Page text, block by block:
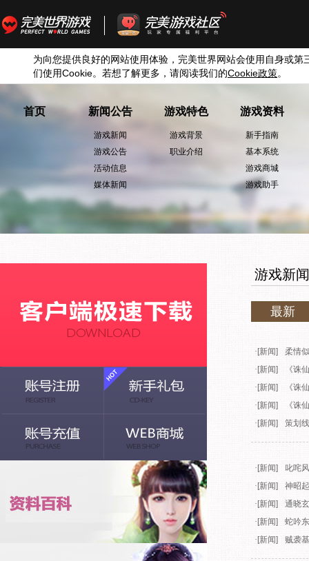
为向您提供良好的网站使用体验，完美世界网站会使用自身或第
们使用Cookie。若想了解更多，请阅读我们的Cookie政策。
首页 新闻公告
游戏新闻
游戏公告
活动信息
媒体新闻
游戏特色
游戏背景
职业介绍
游戏资料
新手指南
基本系统
游戏商城
游戏助手
游戏新闻
最新
· [新闻]
柔情
· [新闻]
《诛
· [新闻]
《诛
· [新闻]
《诛
· [新闻] 策划
· [新闻]
叱咤
· [新闻]
神昭
· [新闻]
通晓
· [新闻]
蛇吟
· [新闻] 贼袭